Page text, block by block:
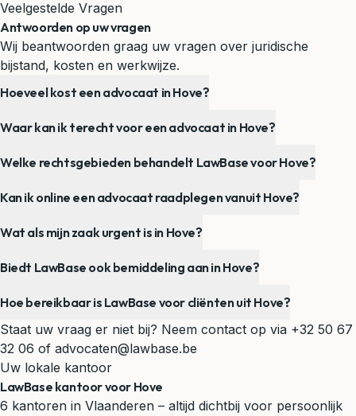
Veelgestelde Vragen
Antwoorden op uw vragen
Wij beantwoorden graag uw vragen over juridische
bijstand, kosten en werkwijze.
Hoeveel kost een advocaat in Hove?
Waar kan ik terecht voor een advocaat in Hove?
Welke rechtsgebieden behandelt LawBase voor Hove?
Kan ik online een advocaat raadplegen vanuit Hove?
Wat als mijn zaak urgent is in Hove?
Biedt LawBase ook bemiddeling aan in Hove?
Hoe bereikbaar is LawBase voor cliënten uit Hove?
Staat uw vraag er niet bij? Neem contact op via +32 50 67
32 06 of advocaten@lawbase.be
Uw lokale kantoor
LawBase kantoor voor Hove
6 kantoren in Vlaanderen – altijd dichtbij voor persoonlijk